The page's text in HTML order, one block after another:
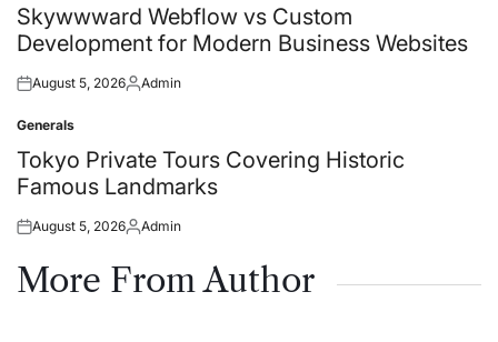
in
Skywwward Webflow vs Custom
Development for Modern Business Websites
Posted
August 5, 2026Posted
Admin
Posted
in
Generals
Tokyo Private Tours Covering Historic
Famous Landmarks
Posted
August 5, 2026Posted
Admin
More From Author